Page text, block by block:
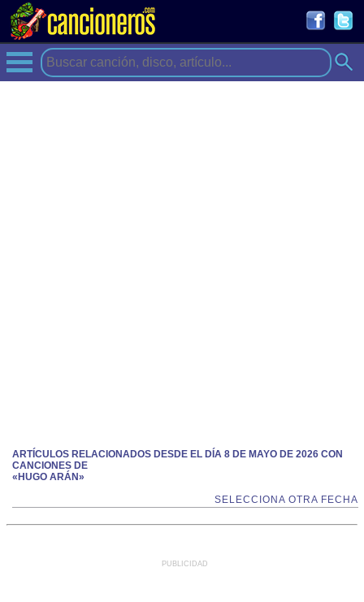
ARTÍCULOS RELACIONADOS DESDE EL DÍA 8 DE MAYO DE 2026 CON
CANCIONES DE
«HUGO ARÁN»
SELECCIONA OTRA FECHA
PUBLICIDAD